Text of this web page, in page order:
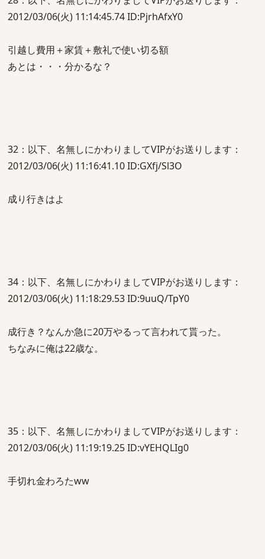
2012/03/06(火) 11:14:45.74 ID:PjrhAfxY0
引越し費用＋家賃＋敷礼で使い切る額
あとは・・・分かるな？
32：以下、名無しにかわりましてVIPがお送りします：
2012/03/06(火) 11:16:41.10 ID:GXfj/Sl3O
成り行きはよ
34：以下、名無しにかわりましてVIPがお送りします：
2012/03/06(火) 11:18:29.53 ID:9uuQ/TpY0
成行き？なんか急に20万やるって言われて貰った。
ちなみに俺は22歳な。
35：以下、名無しにかわりましてVIPがお送りします：
2012/03/06(火) 11:19:19.25 ID:vYEHQLIg0
手切れ金わろたww